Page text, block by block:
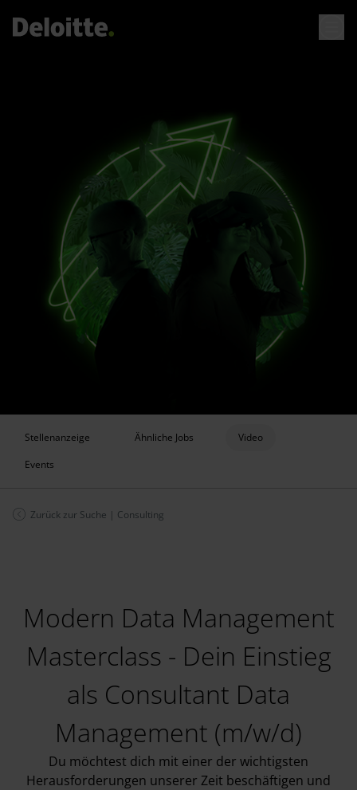
Stellenanzeige Ähnliche Jobs
Video
Events
Zurück zur Suche | Consulting
Modern Data Management
Masterclass - Dein Einstieg
als Consultant Data
Management (m/w/d)
Du möchtest dich mit einer der wichtigsten
Herausforderungen unserer Zeit beschäftigen und